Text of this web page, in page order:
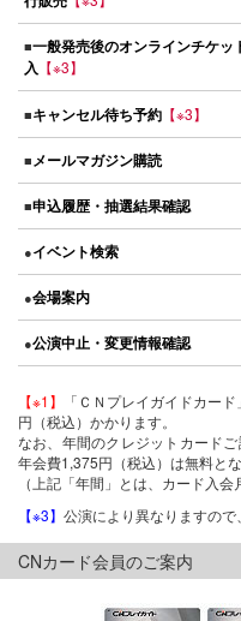
■一般発売後のオンラインチケッ
入 【※3】
■キャンセル待ち予約 【※3】
■メールマガジン購読
■申込履歴・抽選結果確認
●イベント検索
●会場案内
●公演中止・変更情報確認
【※1】
「ＣＮプレイガイドカー
円（税込）かかります。
なお、年間のクレジットカード
年会費1,375円（税込）は無料とな
（上記「年間」とは、カード入
【※3】 公演により異なりますので
CNカード会員のご案内